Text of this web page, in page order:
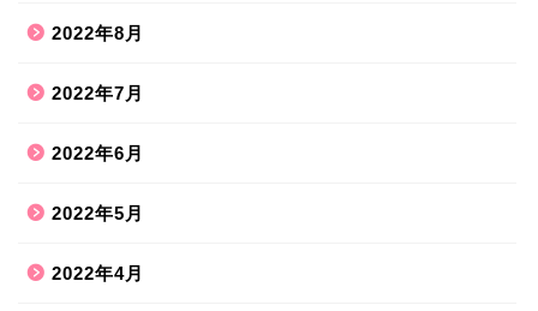
2022年8月
2022年7月
2022年6月
2022年5月
2022年4月